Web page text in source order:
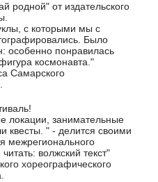
родной" от издательского
с которыми мы с
Было
особенно понравилась
космонавта."
Самарского
локации, занимательные
квесты. " - делится своими
межрегионального
волжский текст"
хореографического